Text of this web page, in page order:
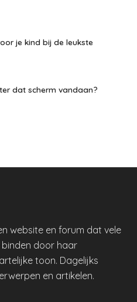
je kind bij de leukste
dat scherm vandaan?
website en forum dat vele
door haar
toon. Dagelijks
en artikelen.